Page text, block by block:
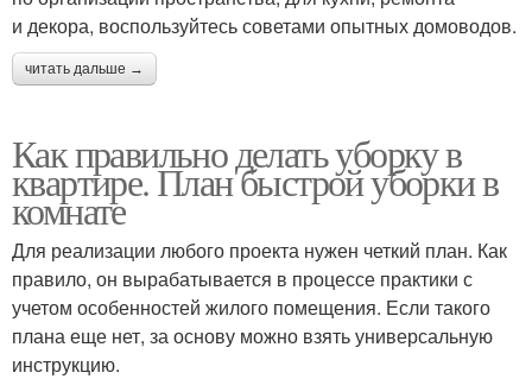
и декора, воспользуйтесь советами опытных домоводов.
читать дальше →
Как правильно делать уборку в
квартире. План быстрой уборки в
комнате
Для реализации любого проекта нужен четкий план. Как
правило, он вырабатывается в процессе практики с
учетом особенностей жилого помещения. Если такого
плана еще нет, за основу можно взять универсальную
инструкцию.